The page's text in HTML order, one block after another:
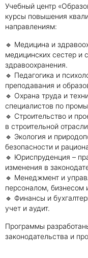
Учебный центр
курсы повышения
направлениям:
🔹 Медицина и
медицинских сестер и
здравоохранения.
🔹 Педагогика и
преподавания и
🔹 Охрана труда и
специалистов по
🔹 Строительство и
в строительной
🔹 Экология и
безопасности и
🔹 Юриспруденция –
изменения в
🔹 Менеджмент и
персоналом, бизнесом
🔹 Финансы и
учет и аудит.
Программы
законодательства и